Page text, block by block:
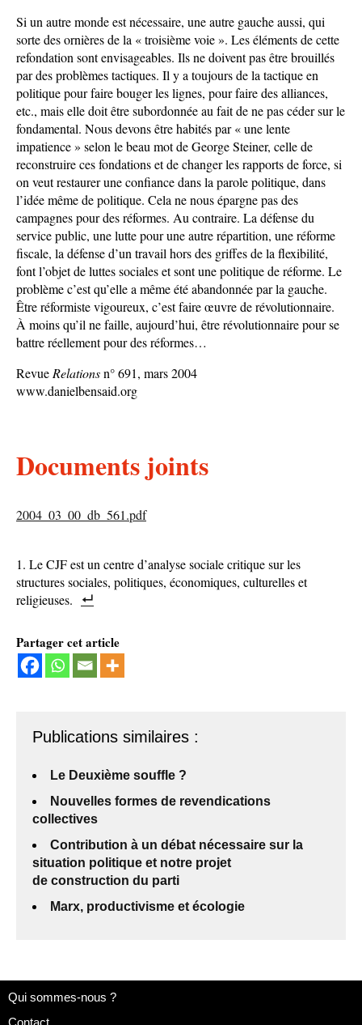
Si un autre monde est nécessaire, une autre gauche aussi, qui
sorte des ornières de la « troisième voie ». Les éléments de cette
refondation sont envisageables. Ils ne doivent pas être brouillés
par des problèmes tactiques. Il y a toujours de la tactique en
politique pour faire bouger les lignes, pour faire des alliances,
etc., mais elle doit être subordonnée au fait de ne pas céder sur le
fondamental. Nous devons être habités par « une lente
impatience » selon le beau mot de George Steiner, celle de
reconstruire ces fondations et de changer les rapports de force, si
on veut restaurer une confiance dans la parole politique, dans
l’idée même de politique. Cela ne nous épargne pas des
campagnes pour des réformes. Au contraire. La défense du
service public, une lutte pour une autre répartition, une réforme
fiscale, la défense d’un travail hors des griffes de la flexibilité,
font l’objet de luttes sociales et sont une politique de réforme. Le
problème c’est qu’elle a même été abandonnée par la gauche.
Être réformiste vigoureux, c’est faire œuvre de révolutionnaire.
À moins qu’il ne faille, aujourd’hui, être révolutionnaire pour se
battre réellement pour des réformes…
Revue Relationsn° 691, mars 2004
www.danielbensaid.org
Documents joints
2004_03_00_db_561.pdf
Le CJF est un centre d’analyse sociale critique sur les
structures sociales, politiques, économiques, culturelles et
religieuses.
Partager cet article
Publications similaires :
Le Deuxième souffle ?
Nouvelles formes de revendications
collectives
Contribution à un débat nécessaire sur la
situation politique et notre projet
de construction du parti
Marx, productivisme et écologie
Qui sommes-nous ?
Contact